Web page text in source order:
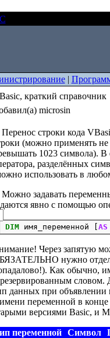
|
краткий справочник
microsin
Перенос строки кода
(можно применять не
1023 символа). В
разделённых
использовать в
Можно задавать
явно с помощью
DIM имя_переменной [ AS
Через запятую
нужно
Как обычно,
данных при объявлении
переменной в конце
версиями Basic, и
переменной Символ